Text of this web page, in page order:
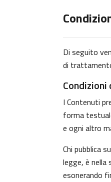
Di seguito
di
I Contenuti
forma
e ogni altro
Chi pubblica
legge, è
esonerando